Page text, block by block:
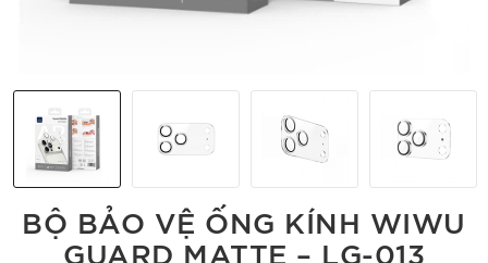
BỘ BẢO VỆ ỐNG KÍNH WIWU
GUARD MATTE – LG-013